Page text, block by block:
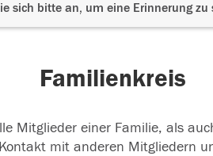
sich bitte an, um eine Erinnerung zu
Familienkreis
Mitglieder einer Familie, als
mit anderen Mitgliedern